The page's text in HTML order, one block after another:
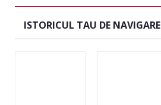
ISTORICUL TAU DE NAVIGARE